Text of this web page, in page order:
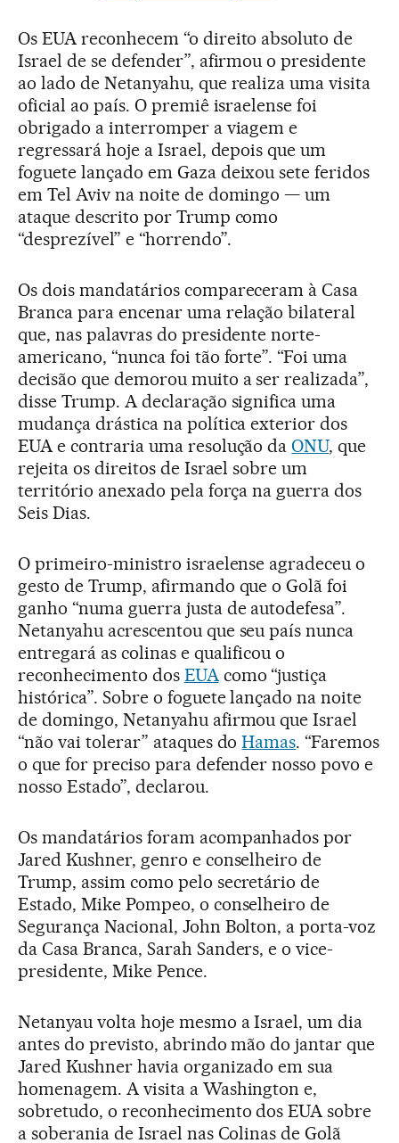
Os EUA reconhecem “o direito absoluto de
Israel de se defender”, afirmou o presidente
ao lado de Netanyahu, que realiza uma visita
oficial ao país. O premiê israelense foi
obrigado a interromper a viagem e
regressará hoje a Israel, depois que um
foguete lançado em Gaza deixou sete feridos
em Tel Aviv na noite de domingo — um
ataque descrito por Trump como
“desprezível” e “horrendo”.
Os dois mandatários compareceram à Casa
Branca para encenar uma relação bilateral
que, nas palavras do presidente norte-
americano, “nunca foi tão forte”. “Foi uma
decisão que demorou muito a ser realizada”,
disse Trump. A declaração significa uma
mudança drástica na política exterior dos
EUA e contraria uma resolução da ONU, que
rejeita os direitos de Israel sobre um
território anexado pela força na guerra dos
Seis Dias.
O primeiro-ministro israelense agradeceu o
gesto de Trump, afirmando que o Golã foi
ganho “numa guerra justa de autodefesa”.
Netanyahu acrescentou que seu país nunca
entregará as colinas e qualificou o
reconhecimento dos EUAcomo “justiça
histórica”. Sobre o foguete lançado na noite
de domingo, Netanyahu afirmou que Israel
“não vai tolerar” ataques doHamas. “Faremos
o que for preciso para defender nosso povo e
nosso Estado”, declarou.
Os mandatários foram acompanhados por
Jared Kushner, genro e conselheiro de
Trump, assim como pelo secretário de
Estado, Mike Pompeo, o conselheiro de
Segurança Nacional, John Bolton, a porta-voz
da Casa Branca, Sarah Sanders, e o vice-
presidente, Mike Pence.
Netanyau volta hoje mesmo a Israel, um dia
antes do previsto, abrindo mão do jantar que
Jared Kushner havia organizado em sua
homenagem. A visita a Washington e,
sobretudo, o reconhecimento dos EUA sobre
a soberania de Israel nas Colinas de Golã